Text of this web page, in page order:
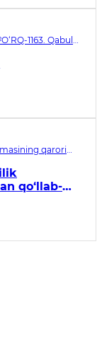
1163. Qabul
qarori
qo‘llab-